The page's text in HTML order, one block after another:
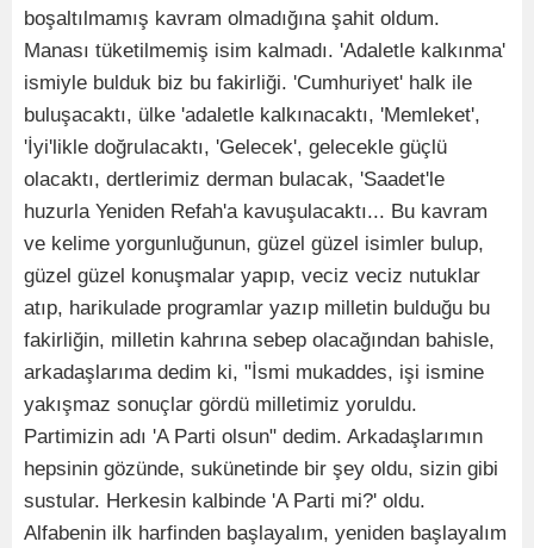
boşaltılmamış kavram olmadığına şahit oldum.
Manası tüketilmemiş isim kalmadı. 'Adaletle kalkınma'
ismiyle bulduk biz bu fakirliği. 'Cumhuriyet' halk ile
buluşacaktı, ülke 'adaletle kalkınacaktı, 'Memleket',
'İyi'likle doğrulacaktı, 'Gelecek', gelecekle güçlü
olacaktı, dertlerimiz derman bulacak, 'Saadet'le
huzurla Yeniden Refah'a kavuşulacaktı... Bu kavram
ve kelime yorgunluğunun, güzel güzel isimler bulup,
güzel güzel konuşmalar yapıp, veciz veciz nutuklar
atıp, harikulade programlar yazıp milletin bulduğu bu
fakirliğin, milletin kahrına sebep olacağından bahisle,
arkadaşlarıma dedim ki, "İsmi mukaddes, işi ismine
yakışmaz sonuçlar gördü milletimiz yoruldu.
Partimizin adı 'A Parti olsun" dedim. Arkadaşlarımın
hepsinin gözünde, sukünetinde bir şey oldu, sizin gibi
sustular. Herkesin kalbinde 'A Parti mi?' oldu.
Alfabenin ilk harfinden başlayalım, yeniden başlayalım